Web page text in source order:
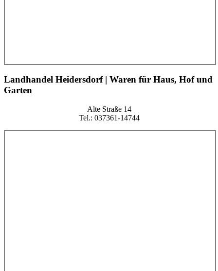
Landhandel Heidersdorf | Waren für Haus, Hof und
Garten
Alte Straße 14
Tel.: 037361-14744